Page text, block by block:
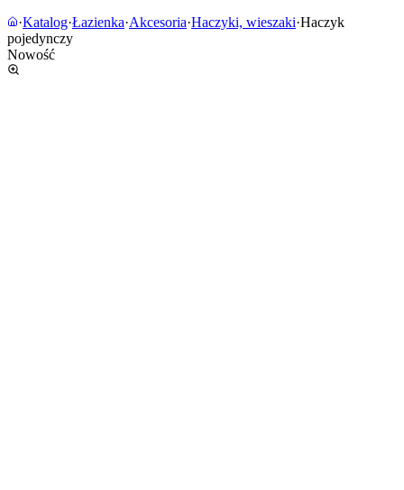
·Katalog·Łazienka·Akcesoria·Haczyki, wieszaki·Haczyk
pojedynczy
Nowość